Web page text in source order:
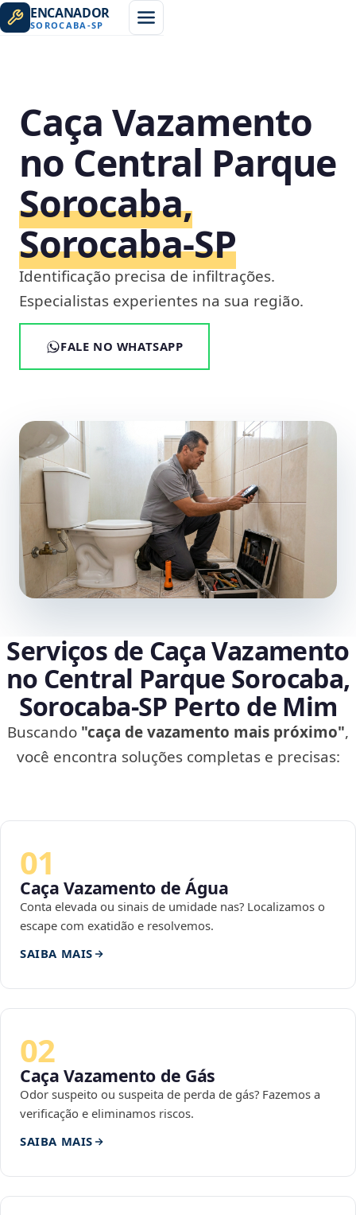
ENCANADOR
SOROCABA -SP
Caça Vazamento
no Central Parque
Sorocaba,
Sorocaba‑SP
Identificação precisa de infiltrações.
Especialistas experientes na sua região.
FALE NO WHATSAPP
Serviços de Caça Vazamento
no Central Parque Sorocaba,
Sorocaba‑SP Perto de Mim
Buscando "caça de vazamento mais próximo",
você encontra soluções completas e precisas:
01
Caça Vazamento de Água
Conta elevada ou sinais de umidade nas? Localizamos o
escape com exatidão e resolvemos.
SAIBA MAIS
02
Caça Vazamento de Gás
Odor suspeito ou suspeita de perda de gás? Fazemos a
verificação e eliminamos riscos.
SAIBA MAIS